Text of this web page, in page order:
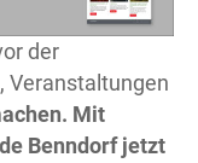
der
Veranstaltungen
Mit
Benndorf jetzt